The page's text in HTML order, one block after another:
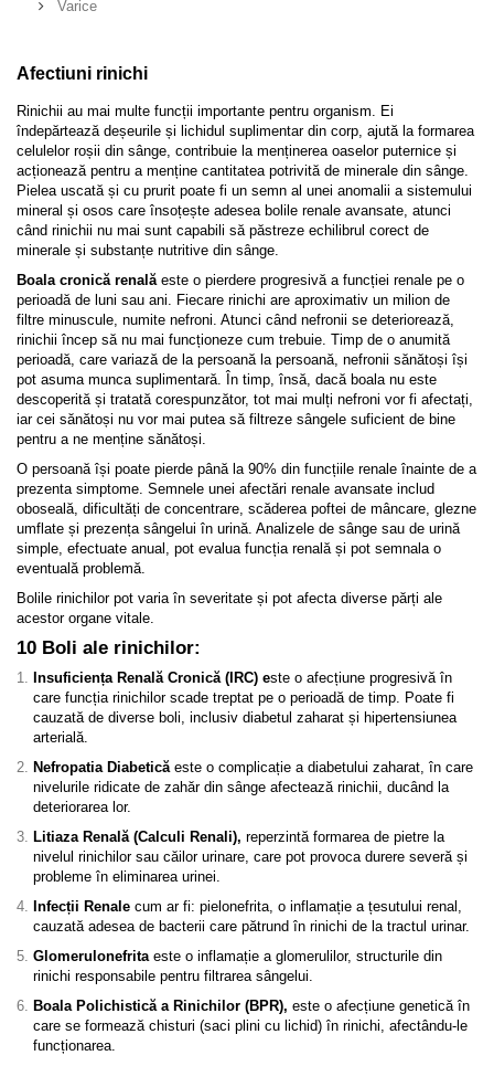
Varice
Afectiuni rinichi
Rinichii au mai multe funcții importante pentru organism. Ei
îndepărtează deșeurile și lichidul suplimentar din corp, ajută la formarea
celulelor roșii din sânge, contribuie la menținerea oaselor puternice și
acționează pentru a menține cantitatea potrivită de minerale din sânge.
Pielea uscată și cu prurit poate fi un semn al unei anomalii a sistemului
mineral și osos care însoțește adesea bolile renale avansate, atunci
când rinichii nu mai sunt capabili să păstreze echilibrul corect de
minerale și substanțe nutritive din sânge.
Boala cronică renalăeste o pierdere progresivă a funcției renale pe o
perioadă de luni sau ani. Fiecare rinichi are aproximativ un milion de
filtre minuscule, numite nefroni. Atunci când nefronii se deteriorează,
rinichii încep să nu mai funcționeze cum trebuie. Timp de o anumită
perioadă, care variază de la persoană la persoană, nefronii sănătoși își
pot asuma munca suplimentară. În timp, însă, dacă boala nu este
descoperită și tratată corespunzător, tot mai mulți nefroni vor fi afectați,
iar cei sănătoși nu vor mai putea să filtreze sângele suficient de bine
pentru a ne menține sănătoși.
O persoană își poate pierde până la 90% din funcțiile renale înainte de a
prezenta simptome. Semnele unei afectări renale avansate includ
oboseală, dificultăți de concentrare, scăderea poftei de mâncare, glezne
umflate și prezența sângelui în urină. Analizele de sânge sau de urină
simple, efectuate anual, pot evalua funcția renală și pot semnala o
eventuală problemă.
Bolile rinichilor pot varia în severitate și pot afecta diverse părți ale
acestor organe vitale.
10 Boli ale rinichilor:
Insuficiența Renală Cronică (IRC) este o afecțiune progresivă în
care funcția rinichilor scade treptat pe o perioadă de timp. Poate fi
cauzată de diverse boli, inclusiv diabetul zaharat și hipertensiunea
arterială.
Nefropatia Diabetică este o complicație a diabetului zaharat, în care
nivelurile ridicate de zahăr din sânge afectează rinichii, ducând la
deteriorarea lor.
Litiaza Renală (Calculi Renali), reperzintă formarea de pietre la
nivelul rinichilor sau căilor urinare, care pot provoca durere severă și
probleme în eliminarea urinei.
Infecții Renale cum ar fi: pielonefrita, o inflamație a țesutului renal,
cauzată adesea de bacterii care pătrund în rinichi de la tractul urinar.
Glomerulonefrita este o inflamație a glomerulilor, structurile din
rinichi responsabile pentru filtrarea sângelui.
Boala Polichistică a Rinichilor (BPR), este o afecțiune genetică în
care se formează chisturi (saci plini cu lichid) în rinichi, afectându-le
funcționarea.